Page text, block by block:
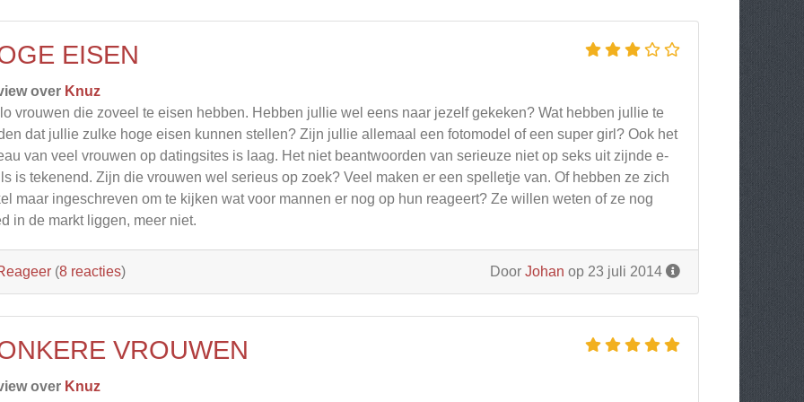
EISEN
over Knuz
vrouwen die zoveel te eisen hebben. Hebben jullie wel eens naar jezelf gekeken? Wat hebben jullie te
dat jullie zulke hoge eisen kunnen stellen? Zijn jullie allemaal een fotomodel of een super girl? Ook het
van veel vrouwen op datingsites is laag. Het niet beantwoorden van serieuze niet op seks uit zijnde e-
is tekenend. Zijn die vrouwen wel serieus op zoek? Veel maken er een spelletje van. Of hebben ze zich
maar ingeschreven om te kijken wat voor mannen er nog op hun reageert? Ze willen weten of ze nog
in de markt liggen, meer niet.
Door Johan op 23 juli 2014
(8 reacties)
VROUWEN
over Knuz